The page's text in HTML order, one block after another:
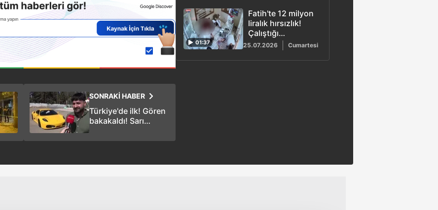
SONRAKİ HABER
Türkiye'de ilk! Gören
bakakaldı! Sarı
süspansiyon taktı!
01:37
Fatih'te 12 milyon
liralık hırsızlık!
Çalıştığı
kuyumcuyu
soyan şüpheli
yakalandı
25.07.2026 Cumartesi